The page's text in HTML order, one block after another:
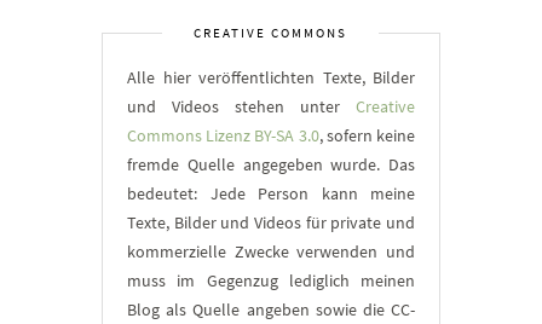
CREATIVE COMMONS
Alle hier veröffentlichten Texte, Bilder
und Videos stehen unter Creative
Commons Lizenz BY-SA 3.0, sofern keine
fremde Quelle angegeben wurde. Das
bedeutet: Jede Person kann meine
Texte, Bilder und Videos für private und
kommerzielle Zwecke verwenden und
muss im Gegenzug lediglich meinen
Blog als Quelle angeben sowie die CC-